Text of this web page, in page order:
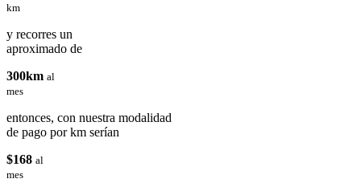
km
y recorres un
aproximado de
300km al
mes
entonces, con nuestra modalidad
de pago por km serían
$168 al
mes